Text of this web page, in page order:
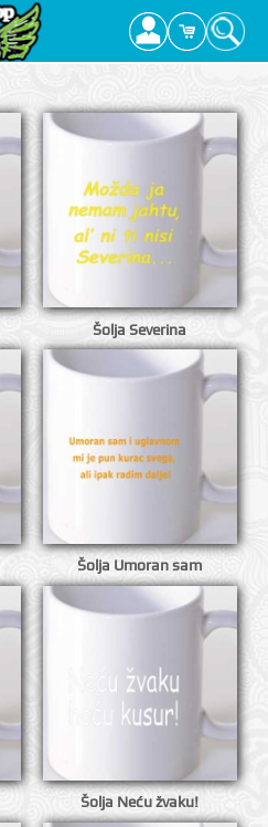
Šolja Severina
Šolja Umoran sam
Šolja Neću žvaku!